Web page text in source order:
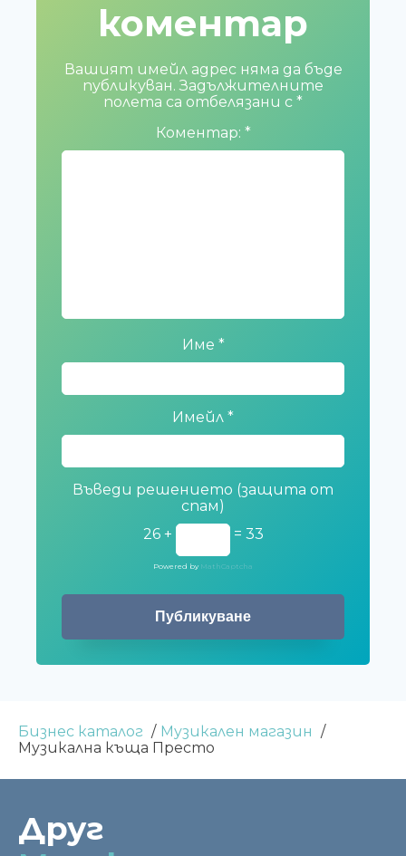
коментар
Вашият имейл адрес няма да бъде
публикуван. Задължителните
полета са отбелязани с *
Коментар: *
Име *
Имейл *
Въведи решението (защита от
спам)
26 +
= 33
Powered by MathCaptcha
Бизнес каталог
Музикален магазин
Музикална къща Престо
Друг